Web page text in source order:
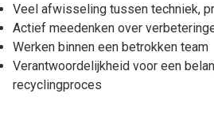
Veel afwisseling tussen techniek,
Actief meedenken over
Werken binnen een betrokken team
Verantwoordelijkheid voor een
recyclingproces